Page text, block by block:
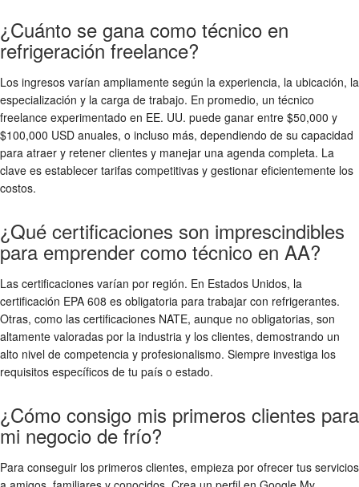
¿Cuánto se gana como técnico en
refrigeración freelance?
Los ingresos varían ampliamente según la experiencia, la ubicación, la
especialización y la carga de trabajo. En promedio, un técnico
freelance experimentado en EE. UU. puede ganar entre $50,000 y
$100,000 USD anuales, o incluso más, dependiendo de su capacidad
para atraer y retener clientes y manejar una agenda completa. La
clave es establecer tarifas competitivas y gestionar eficientemente los
costos.
¿Qué certificaciones son imprescindibles
para emprender como técnico en AA?
Las certificaciones varían por región. En Estados Unidos, la
certificación EPA 608 es obligatoria para trabajar con refrigerantes.
Otras, como las certificaciones NATE, aunque no obligatorias, son
altamente valoradas por la industria y los clientes, demostrando un
alto nivel de competencia y profesionalismo. Siempre investiga los
requisitos específicos de tu país o estado.
¿Cómo consigo mis primeros clientes para
mi negocio de frío?
Para conseguir los primeros clientes, empieza por ofrecer tus servicios